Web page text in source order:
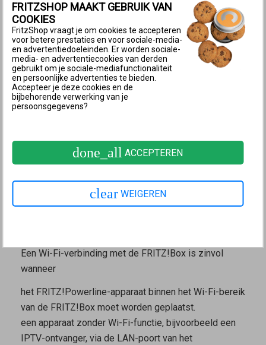
Verbindingsscenario voor het verbindingstype LAN-bridge
Een LAN-verbinding met de FRITZ!Box is zinvol
wanneer
het FRITZ!Powerline-apparaat buiten het Wi-Fi-bereik
van de FRITZ!Box of een andere repeater in het
thuisnetwerk moet worden geplaatst.
vanaf de plaats waar het FRITZ!Powerline-apparaat
aanwezige bekabeling voor het netwerk in huis.
Zo doe je dat:FRITZ!Powerline via LAN met de
FRITZ!Box verbinden
3 FRITZ!Powerline-apparaat via Wi-Fi met
Een Wi-Fi-verbinding met de FRITZ!Box is zinvol
wanneer
het FRITZ!Powerline-apparaat binnen het Wi-Fi-bereik
van de FRITZ!Box moet worden geplaatst.
een apparaat zonder Wi-Fi-functie, bijvoorbeeld een
IPTV-ontvanger, via de LAN-poort van het
FRITZSHOP MAAKT GEBRUIK VAN
COOKIES
FritzShop vraagt je om cookies te accepteren
voor betere prestaties en voor sociale-media-
en advertentiedoeleinden. Er worden sociale-
media- en advertentiecookies van derden
gebruikt om je sociale-mediafunctionaliteit
en persoonlijke advertenties te bieden.
Accepteer je deze cookies en de
bijbehorende verwerking van je
persoonsgegevens?
done_all ACCEPTEREN
clear WEIGEREN